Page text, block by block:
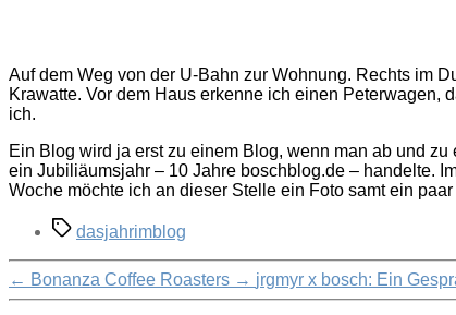
Auf dem Weg von der U-Bahn zur Wohnung. Rechts im
Krawatte. Vor dem Haus erkenne ich einen Peterwagen,
ich.
Ein Blog wird ja erst zu einem Blog, wenn man ab und
ein Jubiliäumsjahr – 10 Jahre boschblog.de – handelte.
Woche möchte ich an dieser Stelle ein Foto samt ein
Schlagwörter
dasjahrimblog
← Bonanza Coffee Roasters → jrgmyr x bosch: Ein